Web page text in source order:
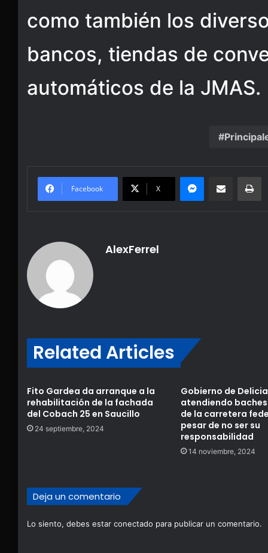
como también los
bancos, tiendas de
automáticos de la JMAS.
Facebook X
Messenger
Share via Email
AlexFerrel
Related Articles
Fito Gardea da arranque a la
rehabilitación de la fachada
del Cobach 25 en Saucillo
24 septiembre, 2024
Gobierno de
atendiendo
de la carretera
pesar de no ser su
responsabilidad
14 noviembre, 2024
Deja un comentario
Lo siento, debes estar conectado para publicar un comentario.